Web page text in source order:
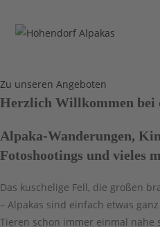
Inhalt
Zu unseren Angeboten
Herzlich Willkommen bei
Alpaka-Wanderungen,
Fotoshootings und vieles
Das kuschelige Fell, die großen
– Alpakas sind einfach etwas
Tieren schon immer einmal nahe